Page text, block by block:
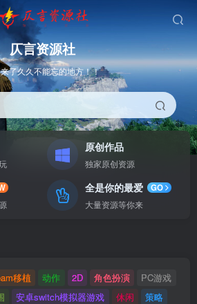
仄言资源社
了久久不能忘的地方！！
原创作品
独家原创资源
全是你的最爱
GO
大量资源等你来
移植 动作 2D 角色扮演
PC游戏
安卓switch模拟器游戏 休闲
策略